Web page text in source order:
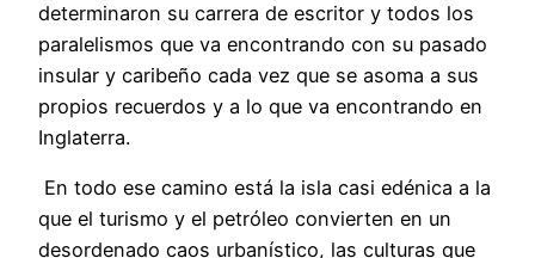
determinaron su carrera de escritor y todos los
paralelismos que va encontrando con su pasado
insular y caribeño cada vez que se asoma a sus
propios recuerdos y a lo que va encontrando en
Inglaterra.
En todo ese camino está la isla casi edénica a la
que el turismo y el petróleo convierten en un
desordenado caos urbanístico, las culturas que